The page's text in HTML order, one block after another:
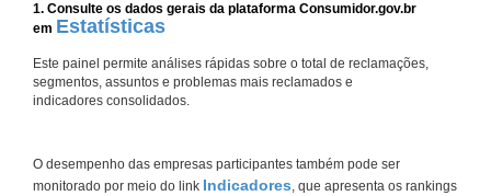
1. Consulte os dados gerais da plataforma Consumidor.gov.br
em Estatísticas
Este painel permite análises rápidas sobre o total de reclamações,
segmentos, assuntos e problemas mais reclamados e
indicadores consolidados.
O desempenho das empresas participantes também pode ser
monitorado por meio do link Indicadores, que apresenta os rankings